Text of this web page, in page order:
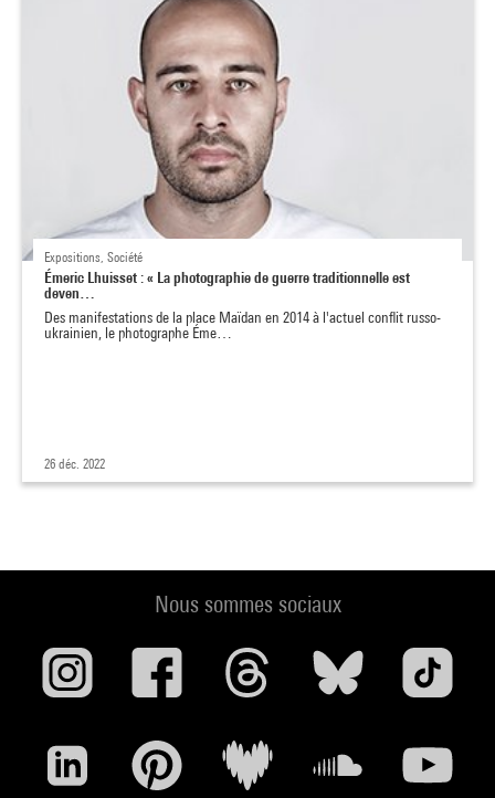
Expositions, Société
Émeric Lhuisset : « La photographie de guerre traditionnelle est
deven…
Des manifestations de la place Maïdan en 2014 à l'actuel conflit russo-
ukrainien, le photographe Éme…
26 déc. 2022
Nous sommes sociaux